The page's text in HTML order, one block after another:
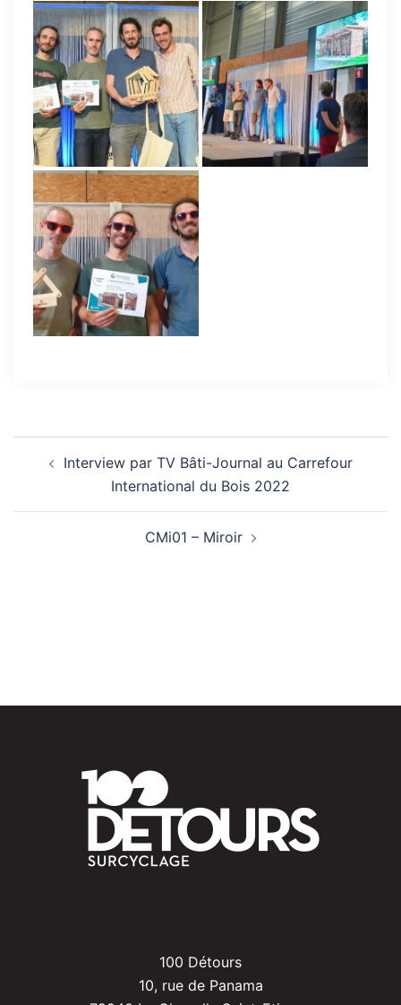
d’articleInterview par TV Bâti-Journal au Carrefour
International du Bois 2022
CMi01 – Miroir
100 Détours
10, rue de Panama